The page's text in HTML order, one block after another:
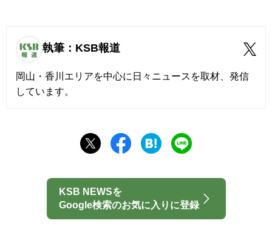
執筆：KSB報道
岡山・香川エリアを中心に日々ニュースを取材、発信
しています。
KSB NEWSを
Google検索のお気に入りに登録